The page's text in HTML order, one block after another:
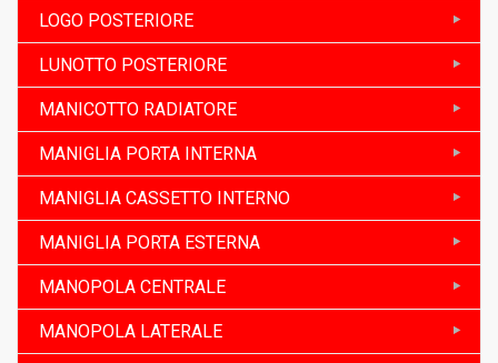
LOGO POSTERIORE
LUNOTTO POSTERIORE
MANICOTTO RADIATORE
MANIGLIA PORTA INTERNA
MANIGLIA CASSETTO INTERNO
MANIGLIA PORTA ESTERNA
MANOPOLA CENTRALE
MANOPOLA LATERALE